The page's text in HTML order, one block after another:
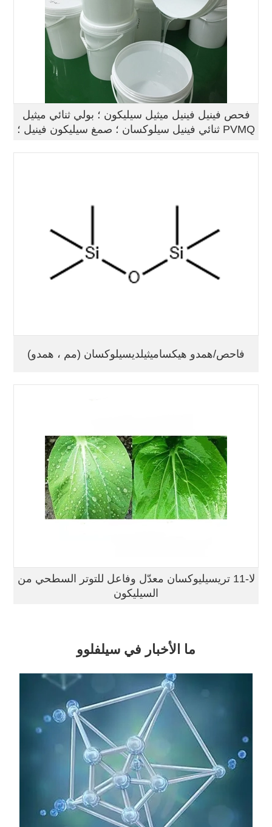
فحص فينيل فينيل ميثيل سيليكون ؛ بولي ثنائي ميثيل
ثنائي فينيل سيلوكسان ؛ صمغ سيليكون فينيل ؛ PVMQ
فاحص/همدو هيكساميثيلديسيلوكسان (مم ، همدو)
لا-11 تريسيليوكسان معدّل وفاعل للتوتر السطحي من
السيليكون
ما الأخبار في سيلفلوو